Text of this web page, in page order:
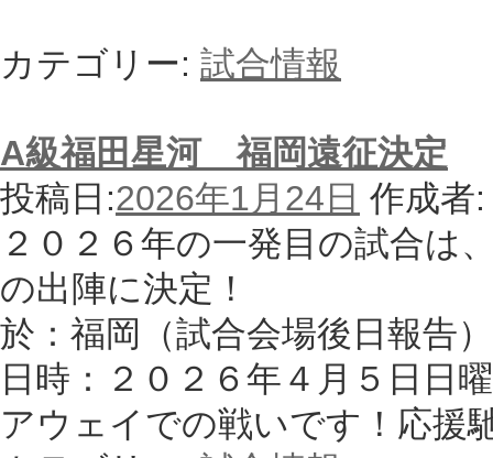
カテゴリー: 試合情報
A級福田星河 福岡遠征決定
投稿日:2026年1月24日 作成者:
２０２６年の一発目の試合は
の出陣に決定！
於：福岡（試合会場後日報告）
日時：２０２６年４月５日日
アウェイでの戦いです！応援